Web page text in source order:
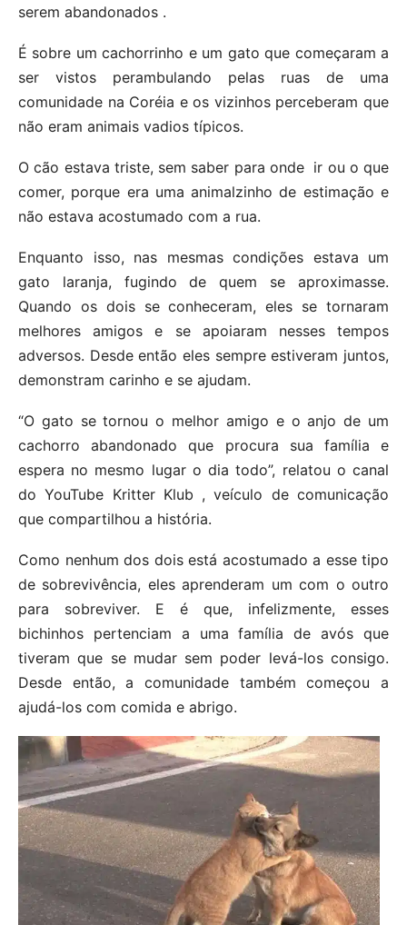
serem abandonados .
É sobre um cachorrinho e um gato que começaram a
ser vistos perambulando pelas ruas de uma
comunidade na Coréia e os vizinhos perceberam que
não eram animais vadios típicos.
O cão estava triste, sem saber para onde ir ou o que
comer, porque era uma animalzinho de estimação e
não estava acostumado com a rua.
Enquanto isso, nas mesmas condições estava um
gato laranja, fugindo de quem se aproximasse.
Quando os dois se conheceram, eles se tornaram
melhores amigos e se apoiaram nesses tempos
adversos. Desde então eles sempre estiveram juntos,
demonstram carinho e se ajudam.
“O gato se tornou o melhor amigo e o anjo de um
cachorro abandonado que procura sua família e
espera no mesmo lugar o dia todo”, relatou o canal
do YouTube Kritter Klub , veículo de comunicação
que compartilhou a história.
Como nenhum dos dois está acostumado a esse tipo
de sobrevivência, eles aprenderam um com o outro
para sobreviver. E é que, infelizmente, esses
bichinhos pertenciam a uma família de avós que
tiveram que se mudar sem poder levá-los consigo.
Desde então, a comunidade também começou a
ajudá-los com comida e abrigo.